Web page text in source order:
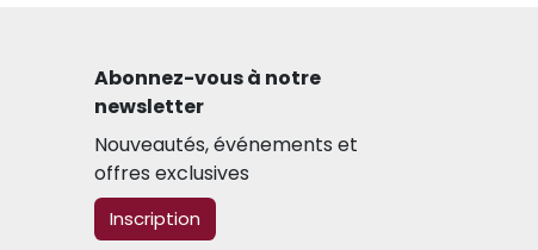
Abonnez-vous à notre
newsletter​
Nouveautés, événements et
offres exclusives
​​​​Inscription